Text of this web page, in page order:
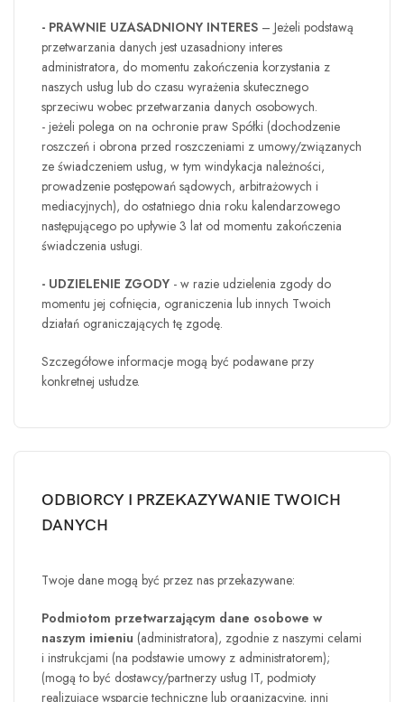
- PRAWNIE UZASADNIONY INTERES – Jeżeli podstawą
przetwarzania danych jest uzasadniony interes
administratora, do momentu zakończenia korzystania z
naszych usług lub do czasu wyrażenia skutecznego
sprzeciwu wobec przetwarzania danych osobowych.
- jeżeli polega on na ochronie praw Spółki (dochodzenie
roszczeń i obrona przed roszczeniami z umowy/związanych
ze świadczeniem usług, w tym windykacja należności,
prowadzenie postępowań sądowych, arbitrażowych i
mediacyjnych), do ostatniego dnia roku kalendarzowego
następującego po upływie 3 lat od momentu zakończenia
świadczenia usługi.
- UDZIELENIE ZGODY - w razie udzielenia zgody do
momentu jej cofnięcia, ograniczenia lub innych Twoich
działań ograniczających tę zgodę.
Szczegółowe informacje mogą być podawane przy
konkretnej usłudze.
ODBIORCY I PRZEKAZYWANIE TWOICH
DANYCH
Twoje dane mogą być przez nas przekazywane:
Podmiotom przetwarzającym dane osobowe w
naszym imieniu (administratora), zgodnie z naszymi celami
i instrukcjami (na podstawie umowy z administratorem);
(mogą to być dostawcy/partnerzy usług IT, podmioty
realizujące wsparcie techniczne lub organizacyjne, inni